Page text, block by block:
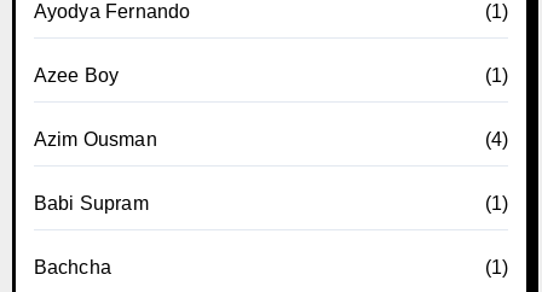
Ayodya Fernando (1)
Azee Boy (1)
Azim Ousman (4)
Babi Supram (1)
Bachcha (1)